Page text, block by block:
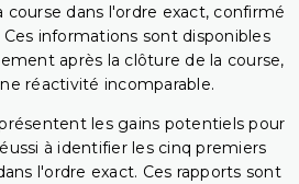
course dans l'ordre exact, confirmé
informations sont disponibles
après la clôture de la course,
réactivité incomparable.
les gains potentiels pour
à identifier les cinq premiers
l'ordre exact. Ces rapports sont